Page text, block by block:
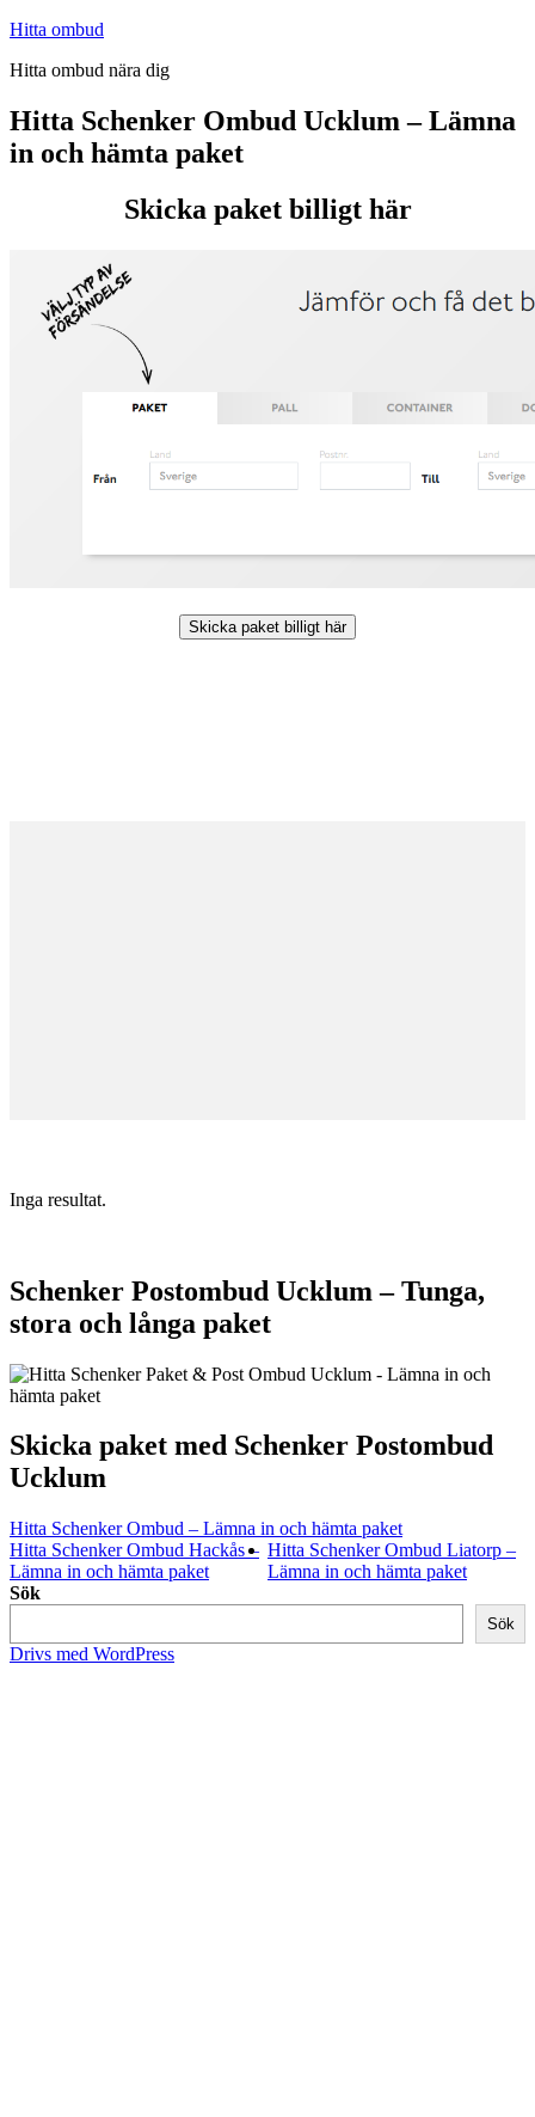
Hoppa
innehåll
Hitta ombud
Hitta ombud nära dig
Hitta Schenker Ombud Ucklum – Lämna
in och hämta paket
Skicka paket billigt här
Skicka paket billigt här
Inga resultat.
Schenker Postombud Ucklum – Tunga,
stora och långa paket
Skicka paket med Schenker Postombud
Ucklum
Hitta Schenker Ombud – Lämna in och hämta paket
Hitta Schenker Ombud Hackås –
Lämna in och hämta paket
Hitta Schenker Ombud Liatorp –
Lämna in och hämta paket
Sök
Sök
Drivs med WordPress